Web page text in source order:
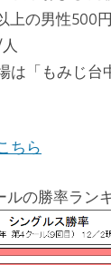
上の男性500円
は「もみじ台
ちら
の勝率ラン